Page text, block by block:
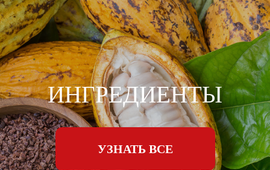
ИНГРЕДИЕНТЫ
УЗНАТЬ ВСЕ